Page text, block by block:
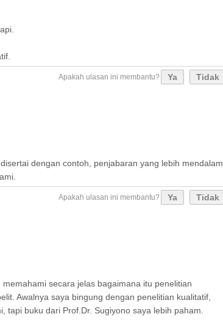
Apakah ulasan ini membantu? Ya Tidak
dengan contoh, penjabaran yang lebih mendalam
Apakah ulasan ini membantu? Ya Tidak
secara jelas bagaimana itu penelitian
Awalnya saya bingung dengan penelitian kualitatif,
buku dari Prof.Dr. Sugiyono saya lebih paham.